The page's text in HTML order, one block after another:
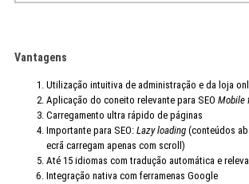
Vantagens
Utilização intuitiva de administração e da loja
Aplicação do coneito relevante para SEO Mobile
Carregamento ultra rápido de páginas
Importante para SEO: Lazy loading(conteúdos
ecrã carregam apenas com scroll)
Até 15 idiomas com tradução automática e
Integração nativa com ferramenas Google